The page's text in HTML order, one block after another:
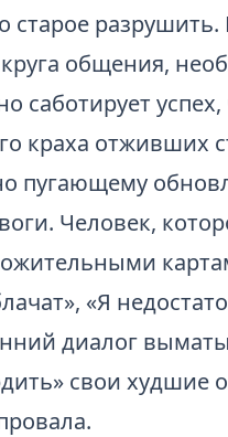
старое
общения,
саботирует
краха отживших
пугающему
Человек,
«Я
диалог
свои худшие